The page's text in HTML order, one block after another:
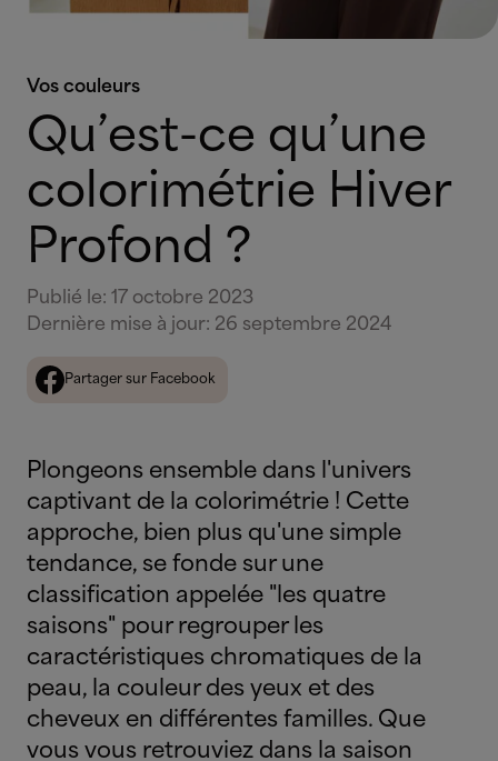
Vos couleurs
Qu’est-ce qu’une
colorimétrie Hiver
Profond ?
Publié le: 17 octobre 2023
Dernière mise à jour: 26 septembre 2024
Partager sur Facebook
Plongeons ensemble dans l'univers
captivant de la colorimétrie ! Cette
approche, bien plus qu'une simple
tendance, se fonde sur une
classification appelée "les quatre
saisons" pour regrouper les
caractéristiques chromatiques de la
peau, la couleur des yeux et des
cheveux en différentes familles. Que
vous vous retrouviez dans la saison